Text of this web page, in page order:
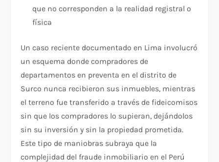
que no corresponden a la realidad registral o
física
Un caso reciente documentado en Lima involucró
un esquema donde compradores de
departamentos en preventa en el distrito de
Surco nunca recibieron sus inmuebles, mientras
el terreno fue transferido a través de fideicomisos
sin que los compradores lo supieran, dejándolos
sin su inversión y sin la propiedad prometida.
Este tipo de maniobras subraya que la
complejidad del fraude inmobiliario en el Perú